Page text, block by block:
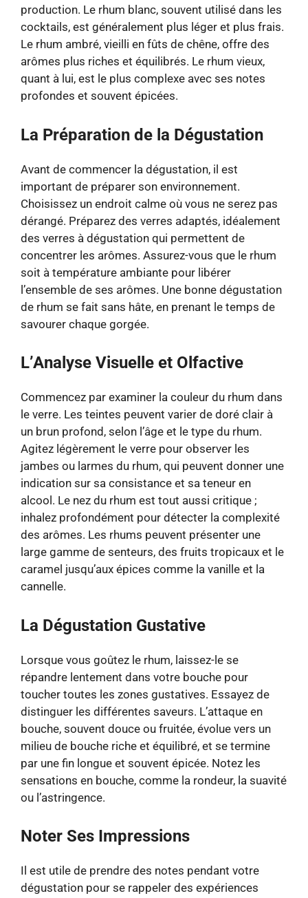
production. Le rhum blanc, souvent utilisé dans les
cocktails, est généralement plus léger et plus frais.
Le rhum ambré, vieilli en fûts de chêne, offre des
arômes plus riches et équilibrés. Le rhum vieux,
quant à lui, est le plus complexe avec ses notes
profondes et souvent épicées.
La Préparation de la Dégustation
Avant de commencer la dégustation, il est
important de préparer son environnement.
Choisissez un endroit calme où vous ne serez pas
dérangé. Préparez des verres adaptés, idéalement
des verres à dégustation qui permettent de
concentrer les arômes. Assurez-vous que le rhum
soit à température ambiante pour libérer
l’ensemble de ses arômes. Une bonne dégustation
de rhum se fait sans hâte, en prenant le temps de
savourer chaque gorgée.
L’Analyse Visuelle et Olfactive
Commencez par examiner la couleur du rhum dans
le verre. Les teintes peuvent varier de doré clair à
un brun profond, selon l’âge et le type du rhum.
Agitez légèrement le verre pour observer les
jambes ou larmes du rhum, qui peuvent donner une
indication sur sa consistance et sa teneur en
alcool. Le nez du rhum est tout aussi critique ;
inhalez profondément pour détecter la complexité
des arômes. Les rhums peuvent présenter une
large gamme de senteurs, des fruits tropicaux et le
caramel jusqu’aux épices comme la vanille et la
cannelle.
La Dégustation Gustative
Lorsque vous goûtez le rhum, laissez-le se
répandre lentement dans votre bouche pour
toucher toutes les zones gustatives. Essayez de
distinguer les différentes saveurs. L’attaque en
bouche, souvent douce ou fruitée, évolue vers un
milieu de bouche riche et équilibré, et se termine
par une fin longue et souvent épicée. Notez les
sensations en bouche, comme la rondeur, la suavité
ou l’astringence.
Noter Ses Impressions
Il est utile de prendre des notes pendant votre
dégustation pour se rappeler des expériences